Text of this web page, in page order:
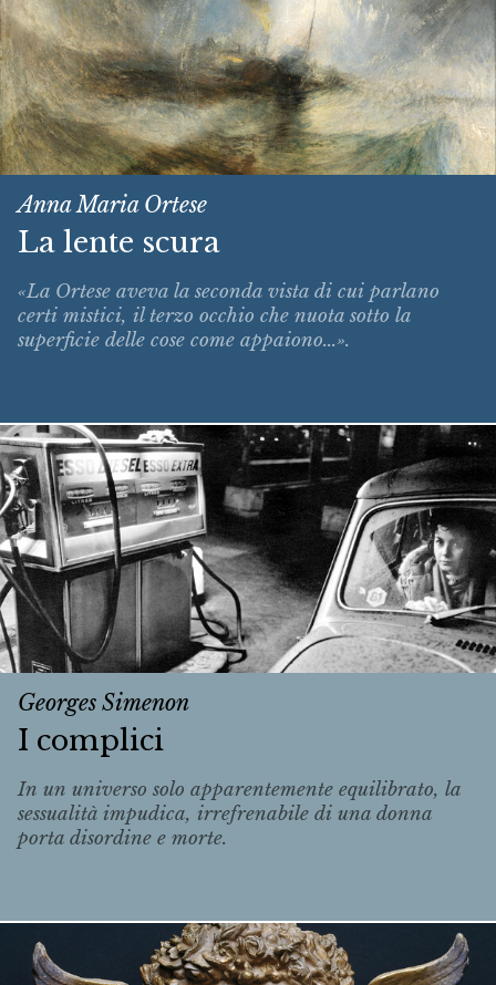
Anna Maria Ortese
La lente scura
«La Ortese aveva la seconda vista di cui parlano
certi mistici, il terzo occhio che nuota sotto la
superficie delle cose come appaiono...».
Georges Simenon
I complici
In un universo solo apparentemente equilibrato, la
sessualità impudica, irrefrenabile di una donna
porta disordine e morte.